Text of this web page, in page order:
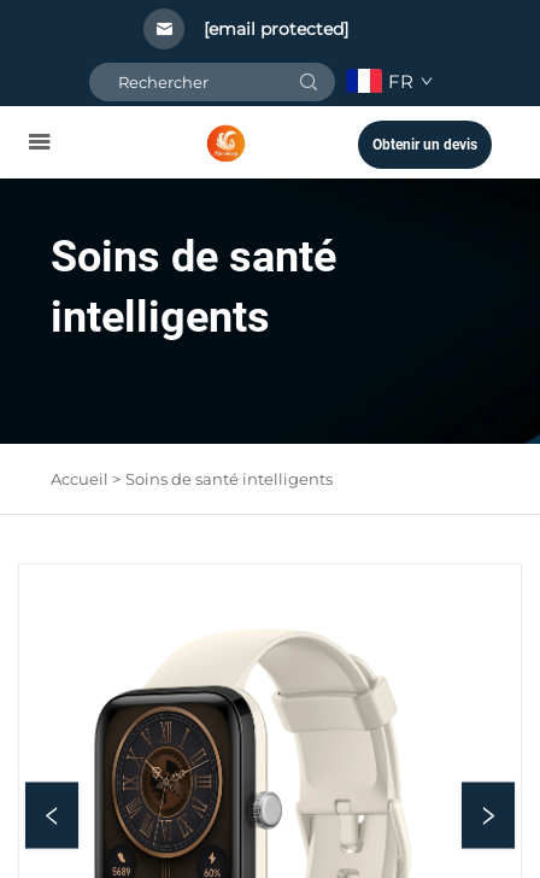
[email protected]
FR
Obtenir un devis
Soins de santé
intelligents
Accueil > Soins de santé intelligents